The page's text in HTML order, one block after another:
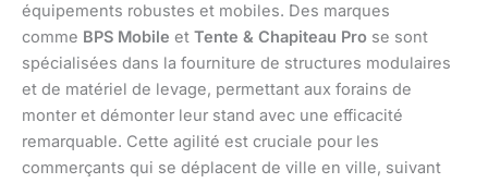
équipements robustes et mobiles. Des marques
comme BPS Mobile et Tente & Chapiteau Pro se sont
spécialisées dans la fourniture de structures modulaires
et de matériel de levage, permettant aux forains de
monter et démonter leur stand avec une efficacité
remarquable. Cette agilité est cruciale pour les
commerçants qui se déplacent de ville en ville, suivant